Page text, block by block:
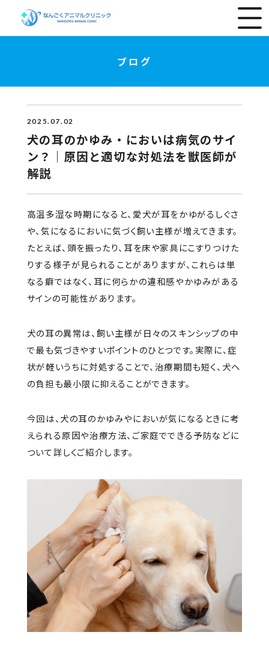
ブログ
2025.07.02
犬の耳のかゆみ・においは病気のサイ
ン？｜原因と適切な対処法を獣医師が
解説
高温多湿な時期になると、愛犬が耳をかゆがるしぐさ
や、気になるにおいに気づく飼い主様が増えてきます。
たとえば、頭を振ったり、耳を床や家具にこすりつけた
りする様子が見られることがありますが、これらは単
なる癖ではなく、耳に何らかの違和感やかゆみがある
サインの可能性があります。
犬の耳の異常は、飼い主様が日々のスキンシップの中
で最も気づきやすいポイントのひとつです。実際に、症
状が軽いうちに対処することで、治療期間も短く、犬へ
の負担も最小限に抑えることができます。
今回は、犬の耳のかゆみやにおいが気になるときに考
えられる原因や治療方法、ご家庭でできる予防などに
ついて詳しくご紹介します。